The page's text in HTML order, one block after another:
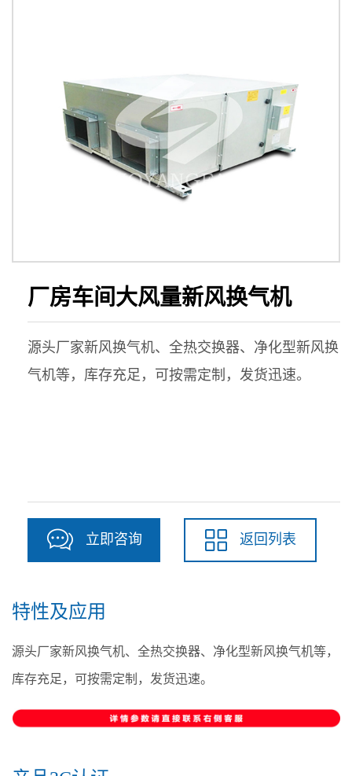
厂房车间大风量新风换气机
源头厂家新风换气机、全热交换器、净化型新风换
气机等，库存充足，可按需定制，发货迅速。
立即咨询 返回列表
特性及应用
源头厂家新风换气机、全热交换器、净化型新风换气机等，
库存充足，可按需定制，发货迅速。